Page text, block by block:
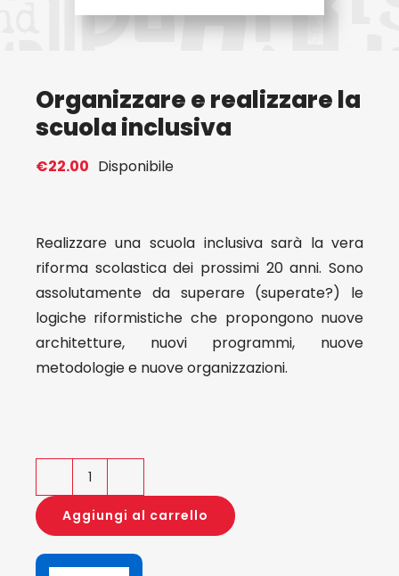
Organizzare e realizzare la
scuola inclusiva
€22.00 Disponibile
Realizzare una scuola inclusiva sarà la vera
riforma scolastica dei prossimi 20 anni. Sono
assolutamente da superare (superate?) le
logiche riformistiche che propongono nuove
architetture, nuovi programmi, nuove
metodologie e nuove organizzazioni.
Organizzare
e
realizzare
la
Aggiungi al carrello